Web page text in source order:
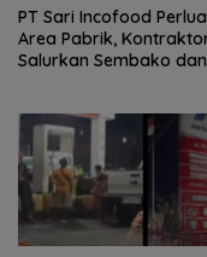
PT Sari Incofood
Area Pabrik,
Salurkan Sembako dan